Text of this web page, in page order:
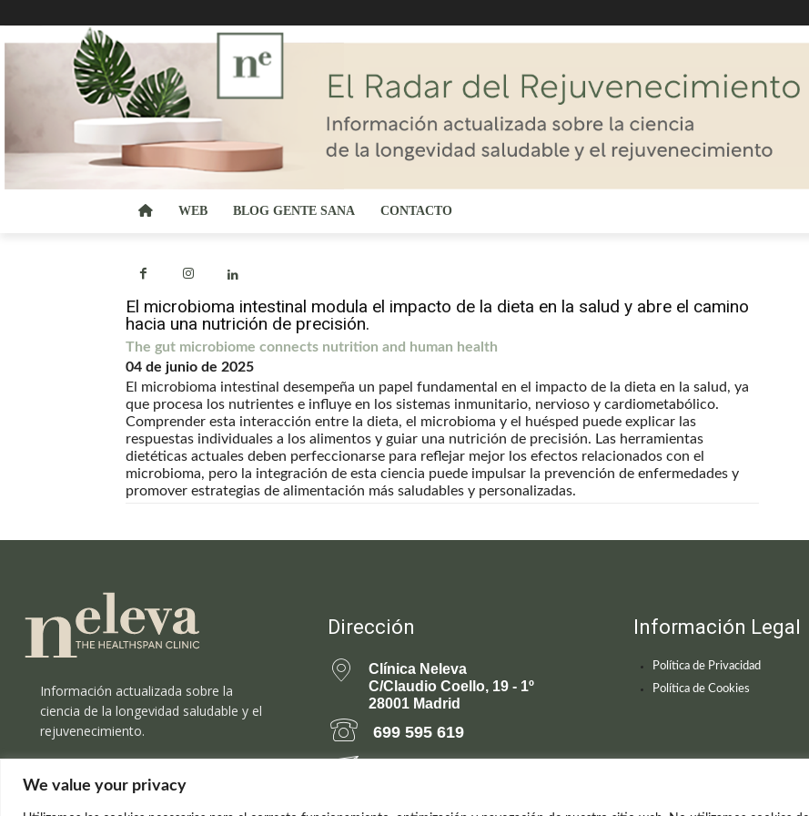
We value your privacy
WEB BLOG GENTE SANA CONTACTO
El microbioma intestinal modula el impacto de la dieta en la salud y abre el camino
hacia una nutrición de precisión.
The gut microbiome connects nutrition and human health
04 de junio de 2025
El microbioma intestinal desempeña un papel fundamental en el impacto de la dieta en la salud, ya
que procesa los nutrientes e influye en los sistemas inmunitario, nervioso y cardiometabólico.
Comprender esta interacción entre la dieta, el microbioma y el huésped puede explicar las
respuestas individuales a los alimentos y guiar una nutrición de precisión. Las herramientas
dietéticas actuales deben perfeccionarse para reflejar mejor los efectos relacionados con el
microbioma, pero la integración de esta ciencia puede impulsar la prevención de enfermedades y
promover estrategias de alimentación más saludables y personalizadas.
Información actualizada sobre la
ciencia de la longevidad saludable y el
rejuvenecimiento.
Dirección
Clínica Neleva
C/Claudio Coello, 19 - 1º
28001 Madrid
699 595 619
Información Legal
Política de Privacidad
Política de Cookies